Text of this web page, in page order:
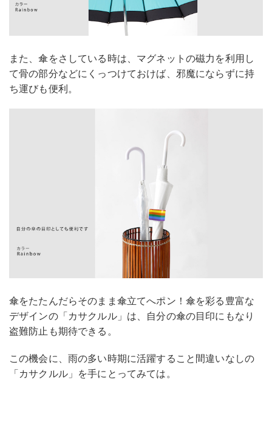
また、傘をさしている時は、マグネットの磁力を利用し
て骨の部分などにくっつけておけば、邪魔にならずに持
ち運びも便利。
傘をたたんだらそのまま傘立てへポン！傘を彩る豊富な
デザインの「カサクルル」は、自分の傘の目印にもなり
盗難防止も期待できる。
この機会に、雨の多い時期に活躍すること間違いなしの
「カサクルル」を手にとってみては。